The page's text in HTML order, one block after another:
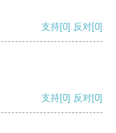
支持[0] 反对[0]
支持[0] 反对[0]